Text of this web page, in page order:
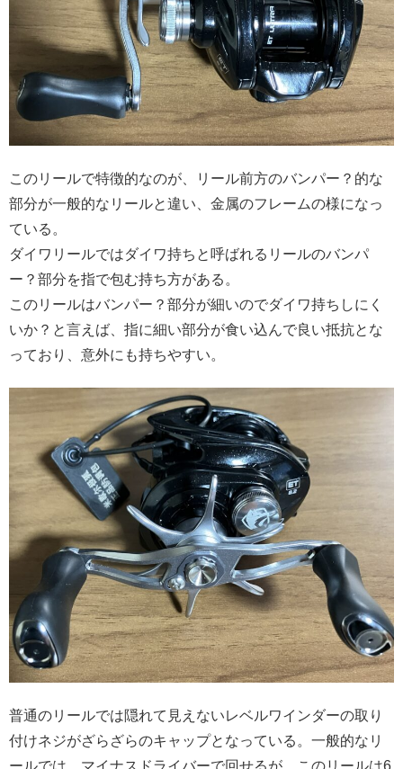
このリールで特徴的なのが、リール前方のバンパー？的な
部分が一般的なリールと違い、金属のフレームの様になっ
ている。
ダイワリールではダイワ持ちと呼ばれるリールのバンパ
ー？部分を指で包む持ち方がある。
このリールはバンパー？部分が細いのでダイワ持ちしにく
いか？と言えば、指に細い部分が食い込んで良い抵抗とな
っており、意外にも持ちやすい。
普通のリールでは隠れて見えないレベルワインダーの取り
付けネジがざらざらのキャップとなっている。一般的なリ
ールでは、マイナスドライバーで回せるが、このリールは6